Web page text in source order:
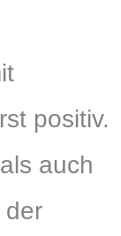
positiv.
auch
der